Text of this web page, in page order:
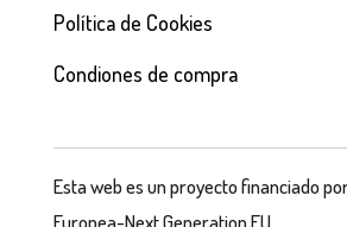
Política de Cookies
Condiones de compra
Esta web es un proyecto financiado
Europea-Next Generation EU